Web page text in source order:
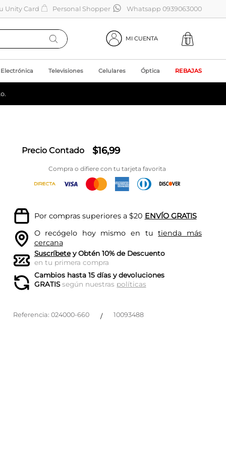
Unity Card Personal Shopper Whatsapp 0939063000
MI CUENTA
Electrónica Televisiones Celulares Óptica REBAJAS
Precio Contado $16,99
Compra o difiere con tu tarjeta favorita
Por compras superiores a $20 ENVÍO GRATIS
O recógelo hoy mismo en tutienda más
cercana
Suscríbetey Obtén 10% de Descuento
en tu primera compra
Cambios hasta 15 días y devoluciones
GRATISsegún nuestras políticas
Referencia: 024000-660 / 10093488